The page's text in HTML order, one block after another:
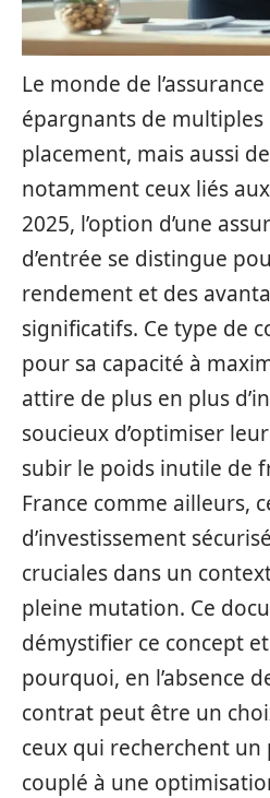
Le monde de
épargnants de
placement, mais aussi
notamment ceux liés
2025, l’option d’une
d’entrée se distingue
rendement et des
significatifs. Ce type de
pour sa capacité à
attire de plus en plus
soucieux d’optimiser
subir le poids inutile de
France comme ailleurs,
d’investissement
cruciales dans un
pleine mutation. Ce
démystifier ce concept
pourquoi, en l’absence
contrat peut être un
ceux qui recherchent
couplé à une